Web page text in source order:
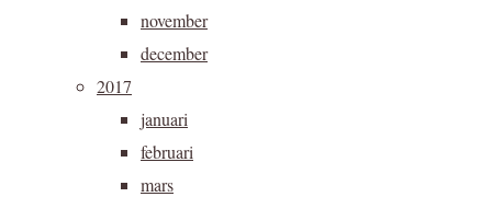
november
december
2017
januari
februari
mars